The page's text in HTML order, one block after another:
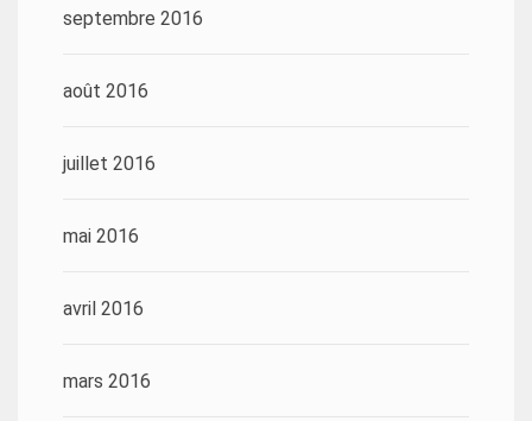
septembre 2016
août 2016
juillet 2016
mai 2016
avril 2016
mars 2016